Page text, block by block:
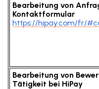
Bearbeitung von
Kontaktformular
https://hipay.com/fr/
Bearbeitung von
Tätigkeit bei HiPay